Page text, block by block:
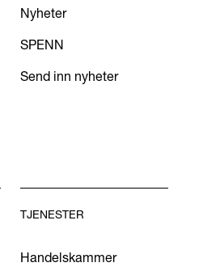
Nyheter
SPENN
Send inn nyheter
TJENESTER
Handelskammer